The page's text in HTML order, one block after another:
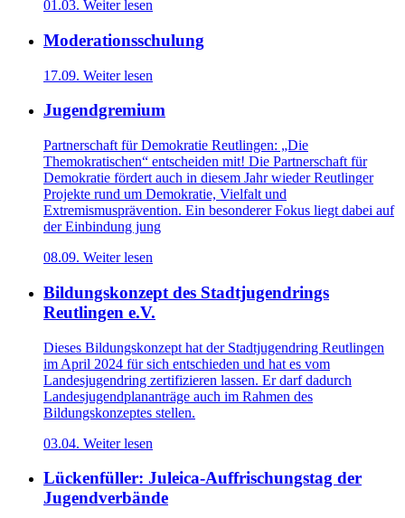
01.03. Weiter lesen
Moderationsschulung
17.09. Weiter lesen
Jugendgremium
Partnerschaft für Demokratie Reutlingen: „Die
Themokratischen“ entscheiden mit! Die Partnerschaft für
Demokratie fördert auch in diesem Jahr wieder Reutlinger
Projekte rund um Demokratie, Vielfalt und
Extremismusprävention. Ein besonderer Fokus liegt dabei auf
der Einbindung jung
08.09. Weiter lesen
Bildungskonzept des Stadtjugendrings
Reutlingen e.V.
Dieses Bildungskonzept hat der Stadtjugendring Reutlingen
im April 2024 für sich entschieden und hat es vom
Landesjugendring zertifizieren lassen. Er darf dadurch
Landesjugendplananträge auch im Rahmen des
Bildungskonzeptes stellen.
03.04. Weiter lesen
Lückenfüller: Juleica-Auffrischungstag der
Jugendverbände